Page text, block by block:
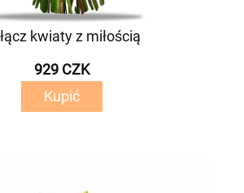
kwiaty z miłością
929 CZK
Kupić